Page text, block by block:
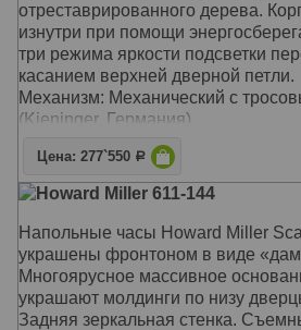
отреставрированного дерева.
изнутри при помощи
три режима яркости подсветки
касанием верхней дверной петли.
Механизм: Механический с
(Kieninger, Германия)
Корпус: Сплавной Лес (Driftwood,
Brushed), массив
Звуковой сигнал:Westminster,
Размер: 204 x 50 х 31 см
Цена: 277`550 Р
Howard Miller 611-144
Напольные часы Howard Miller
украшены фронтоном в виде
Многоярусное массивное
украшают молдинги по низу
Задняя зеркальная стенка.